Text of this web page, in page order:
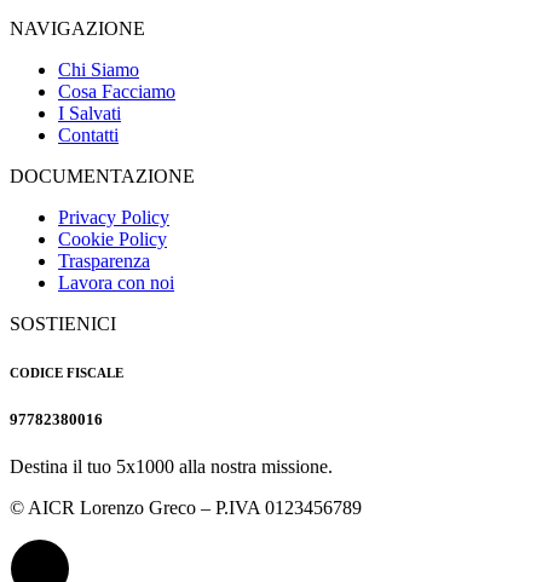
NAVIGAZIONE
Chi Siamo
Cosa Facciamo
I Salvati
Contatti
DOCUMENTAZIONE
Privacy Policy
Cookie Policy
Trasparenza
Lavora con noi
SOSTIENICI
CODICE FISCALE
97782380016
Destina il tuo 5x1000 alla nostra missione.
© AICR Lorenzo Greco – P.IVA 0123456789